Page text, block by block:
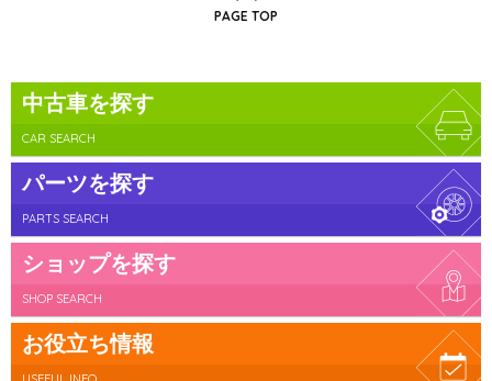
PAGE TOP
中古車を探す
CAR SEARCH
パーツを探す
PARTS SEARCH
ショップを探す
SHOP SEARCH
お役立ち情報